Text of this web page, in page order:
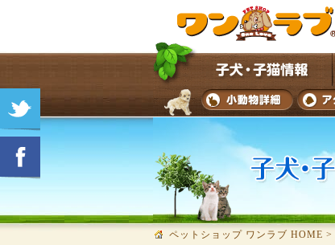
ペットショップ ワンラブ HOME >